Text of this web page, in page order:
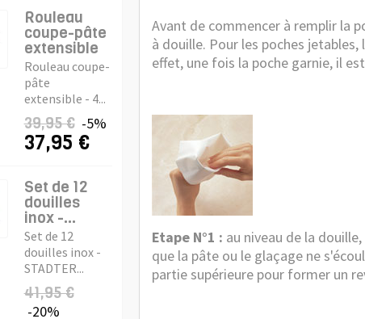
Rouleau
coupe-pâte
extensible
Rouleau coupe-
pâte
extensible - 4...
39,95 € -5%
37,95 €
Set de 12
douilles
inox -...
Set de 12
douilles inox -
STADTER...
41,95 €
-20%
Avant de commencer à remplir la
à douille. Pour les poches
effet, une fois la poche garnie, il
Etape N°1 : au niveau de la
que la pâte ou le glaçage ne
partie supérieure pour former un